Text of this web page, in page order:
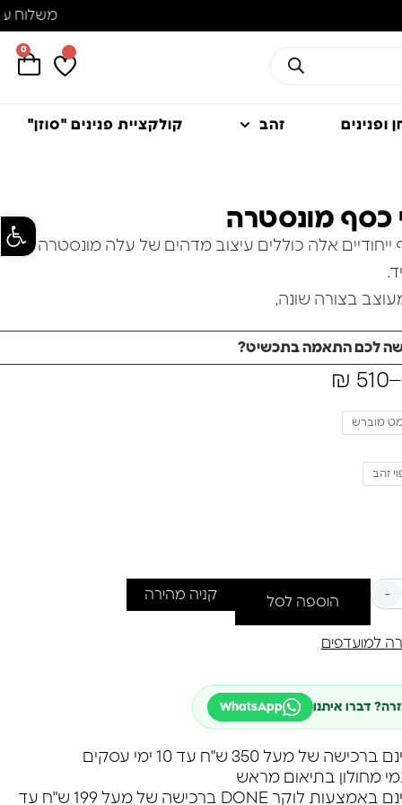
0
ופנינים זהב קולקציית פנינים "סוזן"
כסף מונסטרה
ייחודיים אלה כוללים עיצוב מדהים של עלה מונסטרה
בצורה שונה,
דינמית ועניין שובה לב.
מושלמים להוספת נופך של אלגנטיות בהשראת הטבע
וגם ורסטיליים.
עד 10 ימי עסקים
לכם התאמה בתכשיט?
–
₪ 510
מוברש
זהב
-
הוספה לסל קניה מהירה
למועדפים
דברו איתנו WhatsApp
של מעל 350 ש"ח עד 10 ימי עסקים
מחולון בתיאום מראש
משלוח חינם באמצעות לוקר DONE ברכישה של מעל 199 ש"ח עד
פתח